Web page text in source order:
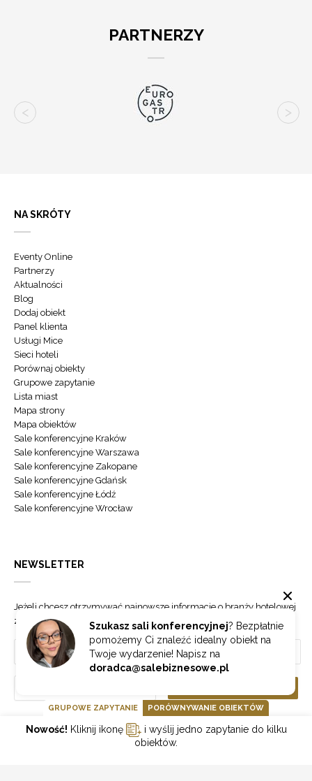
PARTNERZY
Szukasz sali konferencyjnej? Bezpłatnie
pomożemy Ci znaleźć idealny obiekt na
Twoje wydarzenie! Napisz na
doradca@salebiznesowe.pl
NA SKRÓTY
Eventy Online
Partnerzy
Aktualności
Blog
Dodaj obiekt
Panel klienta
Usługi Mice
Sieci hoteli
Porównaj obiekty
Grupowe zapytanie
Lista miast
Mapa strony
Mapa obiektów
Sale konferencyjne Kraków
Sale konferencyjne Warszawa
Sale konferencyjne Zakopane
Sale konferencyjne Gdańsk
Sale konferencyjne Łódź
Sale konferencyjne Wrocław
NEWSLETTER
Jeżeli chcesz otrzymywać najnowsze informacje o branży hotelowej
zapisz się do naszego newslettera.
GOONLINE.PL SPÓŁKA Z OGRANICZONĄ ODPOWIEDZIALNOŚCIĄ SP.K.
GRUPOWE ZAPYTANIE PORÓWNYWANIE OBIEKTÓW
Nowość! Kliknij ikonę
i wyślij jedno zapytanie do kilku
obiektów.